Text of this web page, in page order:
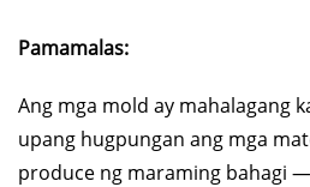
Pamamalas:
Ang mga mold ay mahalagang
upang hugpungan ang mga
produce ng maraming bahagi